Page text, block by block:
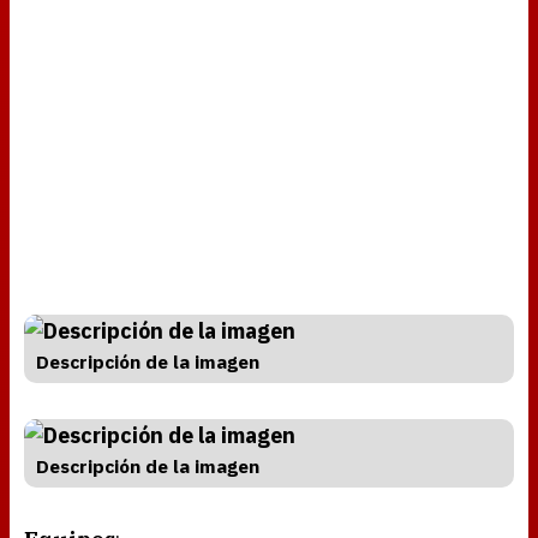
Descripción de la imagen
Descripción de la imagen